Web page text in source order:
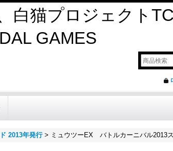
白猫プロジェクト
GAMES
2013年発行 > ミュウツーEX バトルカーニバル2013